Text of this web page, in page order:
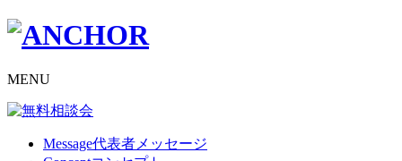
MENU
Message代表者メッセージ